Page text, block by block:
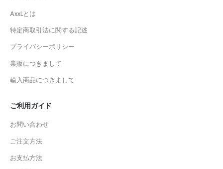
AxxLとは
特定商取引法に関する記述
プライバシーポリシー
業販につきまして
輸入商品につきまして
ご利用ガイド
お問い合わせ
ご注文方法
お支払方法